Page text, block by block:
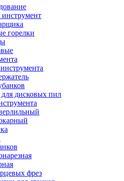
горелки
дисковых пил
фрез